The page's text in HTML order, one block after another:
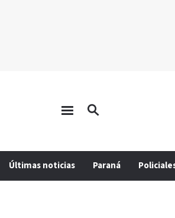
Últimas noticias Paraná